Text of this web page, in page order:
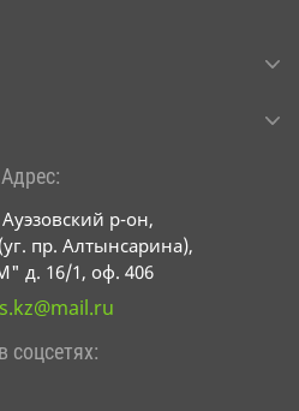
Адрес:
р-он,
пр. Алтынсарина),
д. 16/1, оф. 406
соцсетях: